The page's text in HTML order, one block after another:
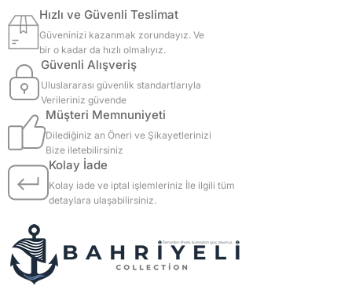
Hızlı ve Güvenli Teslimat
Güveninizi kazanmak zorundayız. Ve
bir o kadar da hızlı olmalıyız.
Güvenli Alışveriş
Uluslararası güvenlik standartlarıyla
Verileriniz güvende
Müşteri Memnuniyeti
Dilediğiniz an Öneri ve Şikayetlerinizi
Bize iletebilirsiniz
Kolay İade
Kolay iade ve iptal işlemleriniz İle ilgili tüm
detaylara ulaşabilirsiniz.